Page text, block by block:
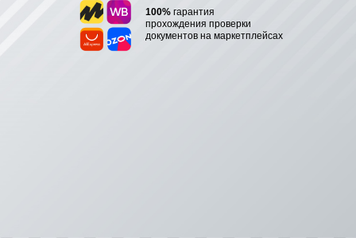
100% гарантия
прохождения проверки
документов на маркетплейсах